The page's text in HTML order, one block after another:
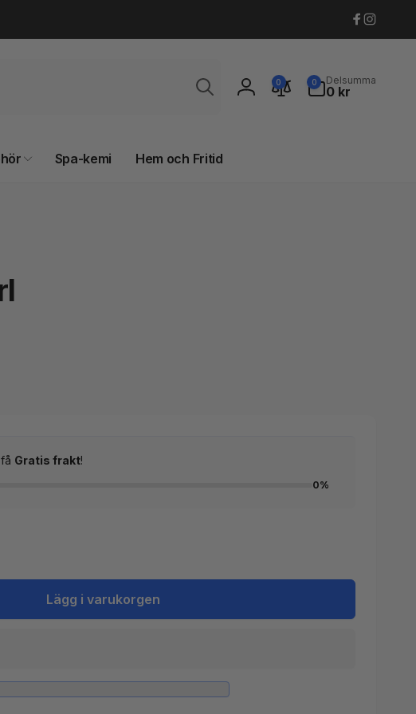
Facebook
Logga
0 0
artiklar
Delsumma
0 kr
Spa-kemi Hem och Fritid
Gratis frakt!
0%
Lägg i varukorgen